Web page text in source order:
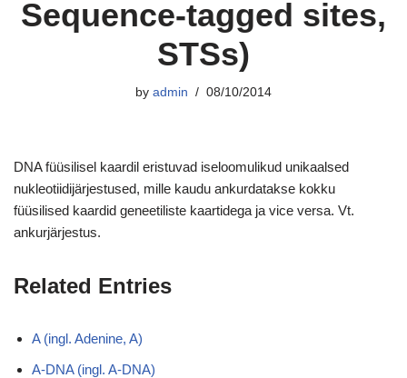
Sequence-tagged sites,
STSs)
by admin 08/10/2014
DNA füüsilisel kaardil eristuvad iseloomulikud unikaalsed
nukleotiidijärjestused, mille kaudu ankurdatakse kokku
füüsilised kaardid geneetiliste kaartidega ja vice versa. Vt.
ankurjärjestus.
Related Entries
A (ingl. Adenine, A)
A-DNA (ingl. A-DNA)